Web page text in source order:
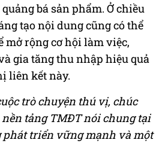
bá sản phẩm. Ở chiều
tạo nội dung cũng có thể
mở rộng cơ hội làm việc,
gia tăng thu nhập hiệu quả
liên kết này.
trò chuyện thú vị, chúc
tảng TMĐT nói chung tại
phát triển vững mạnh và một